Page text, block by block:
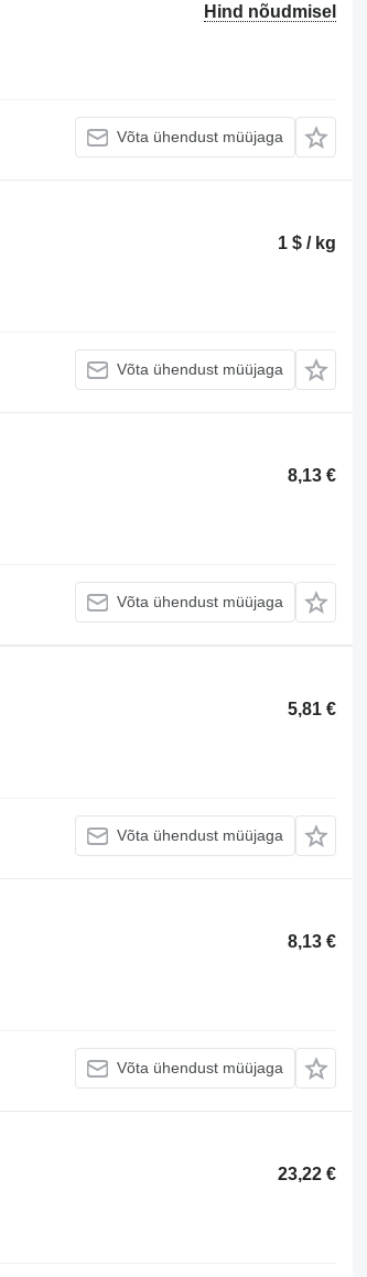
Hind nõudmisel
Võta ühendust müüjaga
1 $ / kg
Võta ühendust müüjaga
8,13 €
Võta ühendust müüjaga
5,81 €
Võta ühendust müüjaga
8,13 €
Võta ühendust müüjaga
23,22 €